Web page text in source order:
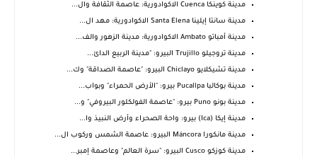
مدينة كوينكا Cuenca الاكوادورية: عاصمة الثقافة وال...
مدينة سانتا إيلينا Santa Elena الاكوادورية: مهد ال...
مدينة أمباتو Ambato الاكوادورية: مدينة الزهور والف...
مدينة تروجيلو Trujillo البيرو: "مدينة الربيع الدائ...
مدينة تشيكلايو Chiclayo البيرو: "عاصمة الصداقة" وك...
مدينة بوكالبا Pucallpa بيرو: "الأرض الحمراء" وبواب...
مدينة بونو Puno بيرو: "عاصمة الفولكلور البيروفي" و...
مدينة إيكا (Ica) بيرو: واحة الصحراء وأرض النبيذ وا...
مدينة مانكورا Máncora البيرو: عاصمة الشمس وركوب ال...
مدينة كوزكو Cusco البيرو: "سرة العالم" وعاصمة إمبر...